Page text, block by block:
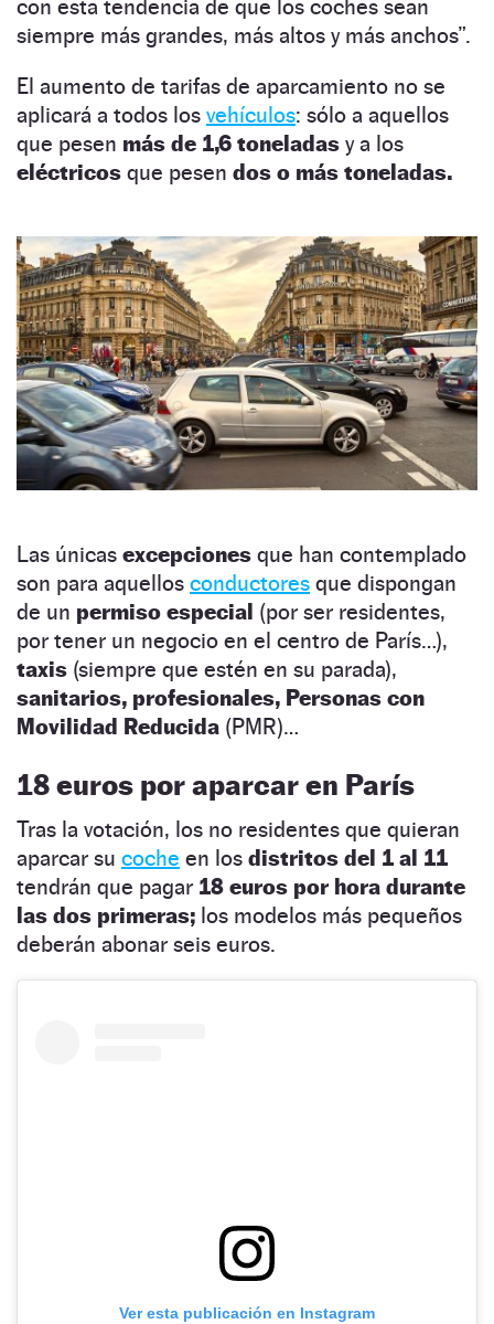
con esta tendencia de que los coches sean
siempre más grandes, más altos y más anchos”.
El aumento de tarifas de aparcamiento no se
aplicará a todos los vehículos: sólo a aquellos
que pesen más de 1,6 toneladas y a los
eléctricos que pesen dos o más toneladas.
Las únicas excepciones que han contemplado
son para aquellos conductores que dispongan
de un permiso especial (por ser residentes,
por tener un negocio en el centro de París…),
taxis (siempre que estén en su parada),
sanitarios, profesionales, Personas con
Movilidad Reducida (PMR)…
18 euros por aparcar en París
Tras la votación, los no residentes que quieran
aparcar su coche en los distritos del 1 al 11
tendrán que pagar 18 euros por hora durante
las dos primeras; los modelos más pequeños
deberán abonar seis euros.
Ver esta publicación en Instagram